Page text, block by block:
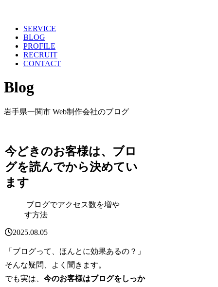
SERVICE
BLOG
PROFILE
RECRUIT
CONTACT
Blog
岩手県一関市 Web制作会社のブログ
今どきのお客様は、ブロ
グを読んでから決めてい
ます
ブログでアクセス数を増や
す方法
2025.08.05
「ブログって、ほんとに効果あるの？」
そんな疑問、よく聞きます。
でも実は、今のお客様はブログをしっか